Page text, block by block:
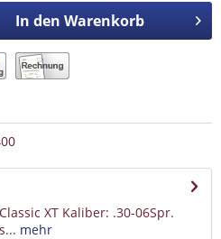
In den Warenkorb
XT Kaliber: .30-06Spr.
mehr